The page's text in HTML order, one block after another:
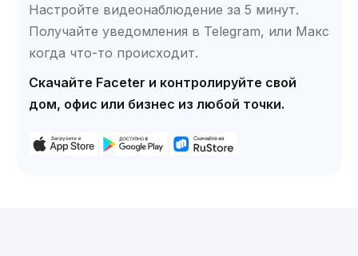
Настройте видеонаблюдение за 5 минут.
Получайте уведомления в Telegram, или Макс
когда что-то происходит.
Скачайте Faceter и контролируйте свой
дом, офис или бизнес из любой точки.